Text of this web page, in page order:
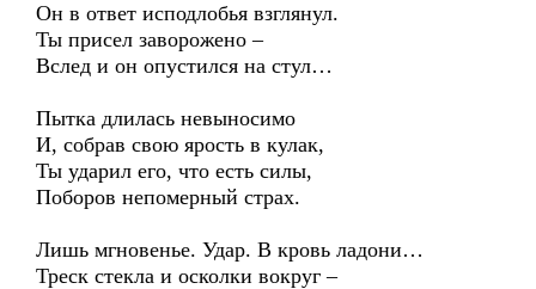
Он в ответ исподлобья взглянул.
Ты присел заворожено –
Вслед и он опустился на стул…
Пытка длилась невыносимо
И, собрав свою ярость в кулак,
Ты ударил его, что есть силы,
Поборов непомерный страх.
Лишь мгновенье. Удар. В кровь ладони…
Треск стекла и осколки вокруг –